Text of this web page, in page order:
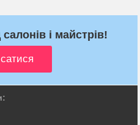
і майстрів!